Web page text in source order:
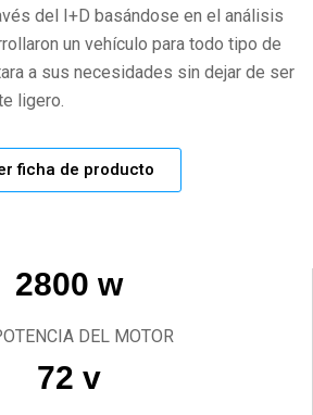
del I+D basándose en el análisis
un vehículo para todo tipo de
a sus necesidades sin dejar de ser
ligero.
ficha de producto
2800 w
DEL MOTOR
72 v